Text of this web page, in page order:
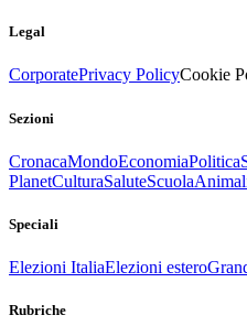
Legal
CorporatePrivacy PolicyCookie
Sezioni
CronacaMondoEconomiaPolitica
PlanetCulturaSaluteScuola
Speciali
Elezioni ItaliaElezioni estero
Rubriche